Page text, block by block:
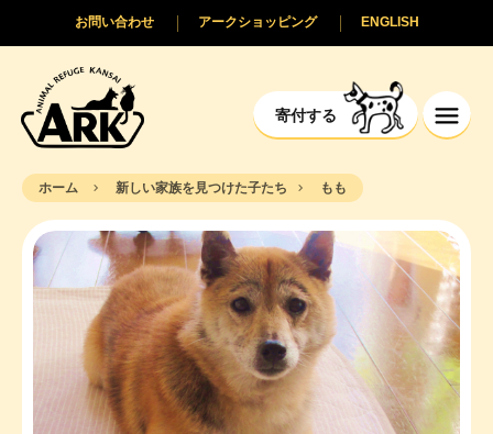
寄付する
ENGLISH
アークショッピング
お問い合わせ
ホーム 新しい家族を見つけた子たち もも